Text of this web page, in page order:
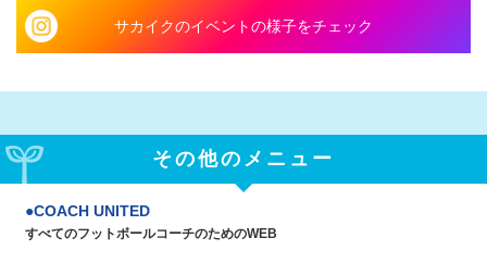
サカイクのイベントの様子をチェック
その他のメニュー
COACH UNITED
すべてのフットボールコーチのためのWEB